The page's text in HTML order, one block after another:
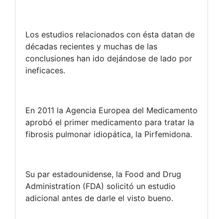
Los estudios relacionados con ésta datan de
décadas recientes y muchas de las
conclusiones han ido dejándose de lado por
ineficaces.
En 2011 la Agencia Europea del Medicamento
aprobó el primer medicamento para tratar la
fibrosis pulmonar idiopática, la Pirfemidona.
Su par estadounidense, la Food and Drug
Administration (FDA) solicitó un estudio
adicional antes de darle el visto bueno.